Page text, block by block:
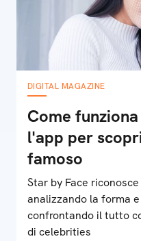
DIGITAL MAGAZINE
Come
l'app per
famoso
Star by Face
analizzando la forma
confrontando il tutto
di celebrities